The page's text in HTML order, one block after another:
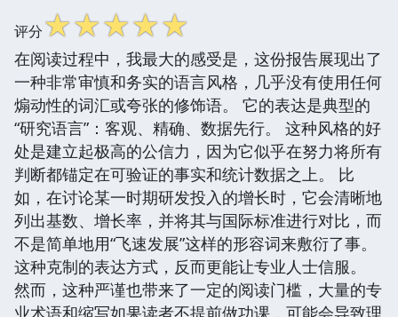
评分☆☆☆☆☆
在阅读过程中，我最大的感受是，这份报告展现出了
一种非常审慎和务实的语言风格，几乎没有使用任何
煽动性的词汇或夸张的修饰语。 它的表达是典型的
“研究语言”：客观、精确、数据先行。 这种风格的好
处是建立起极高的公信力，因为它似乎在努力将所有
判断都锚定在可验证的事实和统计数据之上。 比
如，在讨论某一时期研发投入的增长时，它会清晰地
列出基数、增长率，并将其与国际标准进行对比，而
不是简单地用“飞速发展”这样的形容词来敷衍了事。
这种克制的表达方式，反而更能让专业人士信服。
然而，这种严谨也带来了一定的阅读门槛，大量的专
业术语和缩写如果读者不提前做功课，可能会导致理